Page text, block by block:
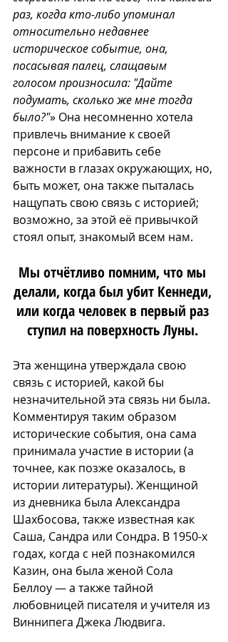
раз, когда кто-либо упоминал
относительно недавнее
историческое событие, она,
посасывая палец, слащавым
голосом произносила: "Дайте
подумать, сколько же мне тогда
было?"» Она несомненно хотела
привлечь внимание к своей
персоне и прибавить себе
важности в глазах окружающих, но,
быть может, она также пыталась
нащупать свою связь с историей;
возможно, за этой её привычкой
стоял опыт, знакомый всем нам.
Мы отчётливо помним, что мы
делали, когда был убит Кеннеди,
или когда человек в первый раз
ступил на поверхность Луны.
Эта женщина утверждала свою
связь с историей, какой бы
незначительной эта связь ни была.
Комментируя таким образом
исторические события, она сама
принимала участие в истории (а
точнее, как позже оказалось, в
истории литературы). Женщиной
из дневника была Александра
Шахбосова, также известная как
Саша, Сандра или Сондра. В 1950-х
годах, когда с ней познакомился
Казин, она была женой Сола
Беллоу — а также тайной
любовницей писателя и учителя из
Виннипега Джека Людвига.